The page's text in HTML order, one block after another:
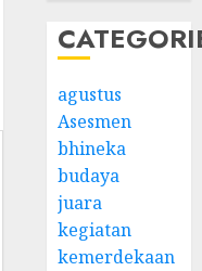
agustus
Asesmen
bhineka
budaya
juara
kegiatan
kemerdekaan